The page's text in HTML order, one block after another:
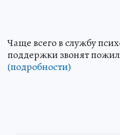
Чаще всего в службу
поддержки звонят
(подробности)